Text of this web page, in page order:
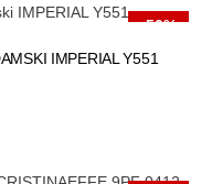
-50%
IMPERIAL Y551